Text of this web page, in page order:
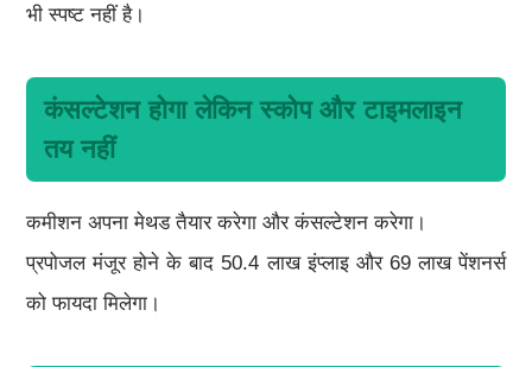
भी स्पष्ट नहीं है।
कंसल्टेशन होगा लेकिन स्कोप और टाइमलाइन
तय नहीं
कमीशन अपना मेथड तैयार करेगा और कंसल्टेशन करेगा।
प्रपोजल मंजूर होने के बाद 50.4 लाख इंप्लाइ और 69 लाख पेंशनर्स
को फायदा मिलेगा।